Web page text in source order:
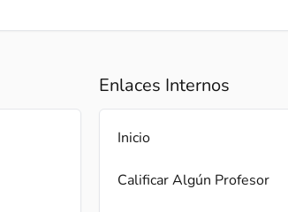
Enlaces Internos
Inicio
Calificar Algún Profesor